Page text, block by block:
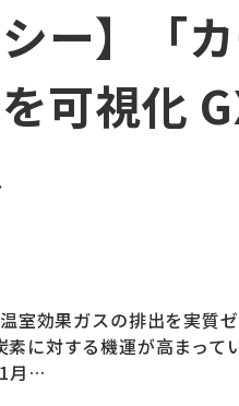
シー】「
可視化
室効果ガスの排出を実質
に対する機運が高まっ
月…